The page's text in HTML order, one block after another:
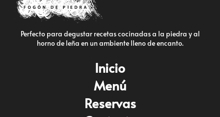
Perfecto para degustar recetas cocinadas a la piedra y al
horno de leña en un ambiente lleno de encanto.
Inicio
Menú
Reservas